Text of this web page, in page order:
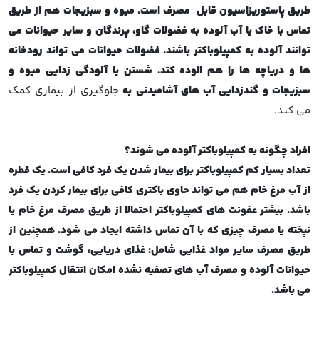
طریق پاستوریزاسیون قابل مصرف است. میوه و سبزیجات هم از طریق
تماس با خاک یا آب آلوده به فضولات گاو، پرندگان و سایر حیوانات می
توانند آلوده به کمپیلوباکتر باشند. فضولات حیوانات می تواند رودخانه
ها و دریاچه ها را هم الوده کتد. شستن یا آلودگی زدایی میوه و
سبزیجات و گندزدایی آب های آشامیدنی به جلوگیری از بیماری کمک
می کند.
افراد چگونه به کمپیلوباکتر آلوده می شوند؟
تعداد بسیار کم کمپیلوباکتر برای بیمار شدن یک فرد کافی است. یک قطره
از آب مرغ خام هم می تواند حاوی باکتری کافی برای بیمار کردن یک فرد
باشد. بیشتر عفونت های کمپیلوباکتر احتمالا از طریق مصرف مرغ خام یا
نپخته یا مصرف چیزی که با آن تماس داشته ایجاد می شود. همچنین از
طریق مصرف سایر مواد غذایی شامل: غذای دریایی، گوشت و تماس با
حیوانات آلوده و مصرف آب های تصفیه نشده امکان انتقال کمپیلوباکتر
می باشد.